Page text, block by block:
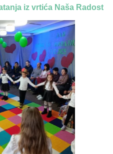
iz vrtića Naša Radost